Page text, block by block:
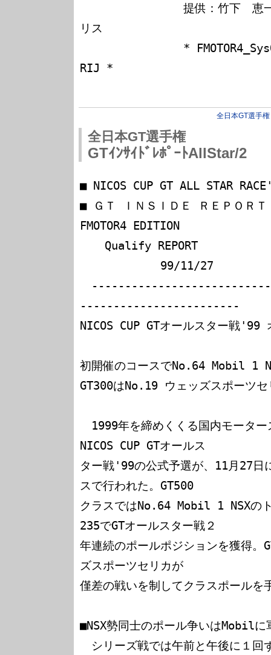
提供：竹下　恵一郎
リス
* FMOTOR4_SysOp 新
RIJ *
全日本GT選手権
全日本GT選手権
GTｲﾝｻｲﾄﾞﾚﾎﾟｰﾄAllStar/2
■ NICOS CUP GT ALL STAR
■ ＧＴ ＩＮＳＩＤＥ ＲＥＰＯＲＴ
FMOTOR4 EDITION
Qualify REPORT　　　　
99/11/27
------------------------
NICOS CUP GTオールスター戦
初開催のコースでNo.64 Mobil 1
GT300はNo.19 ウェッズスポーツ
1999年を締めくくる国内モーター
NICOS CUP GTオールス
ター戦'99の公式予選が、11月27日
スで行われた。GT500
クラスではNo.64 Mobil 1 NSXの
235でGTオールスター戦２
年連続のポールポジションを獲得
ズスポーツセリカが
僅差の戦いを制してクラスポールを
■NSX勢同士のポール争いはMobilに
シリーズ戦では午前と午後に１回